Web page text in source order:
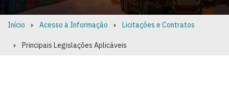
Breadcrumb
Início Acesso à Informação Licitações e Contratos
Principais Legislações Aplicáveis